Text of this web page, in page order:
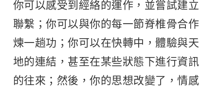
你可以感受到經絡的運作，並嘗試建立
聯繫；你可以與你的每一節脊椎骨合作
煉一趟功；你可以在快轉中，體驗與天
地的連結，甚至在某些狀態下進行資訊
的往來；然後，你的思想改變了，情感